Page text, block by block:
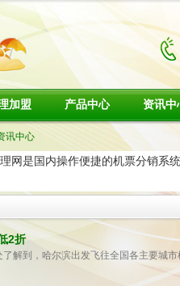
加盟 产品中心 资讯中
讯中心
是国内操作便捷的机票分销系
2折
解到，哈尔滨出发飞往全国各主要城